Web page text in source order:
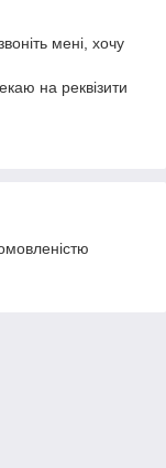
мені, хочу
на реквізити